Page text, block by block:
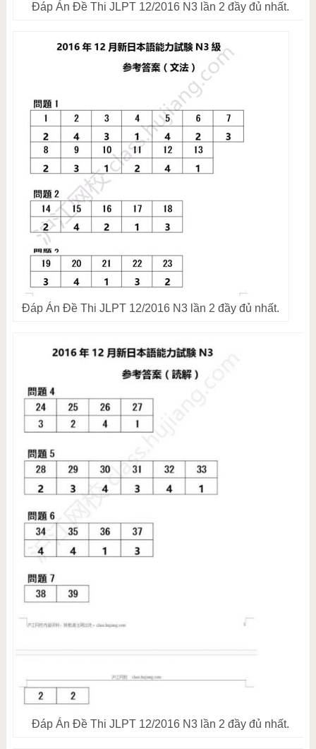
Đáp Án Đề Thi JLPT 12/2016 N3 lần 2 đầy đủ nhất.
Đáp Án Đề Thi JLPT 12/2016 N3 lần 2 đầy đủ nhất.
Đáp Án Đề Thi JLPT 12/2016 N3 lần 2 đầy đủ nhất.